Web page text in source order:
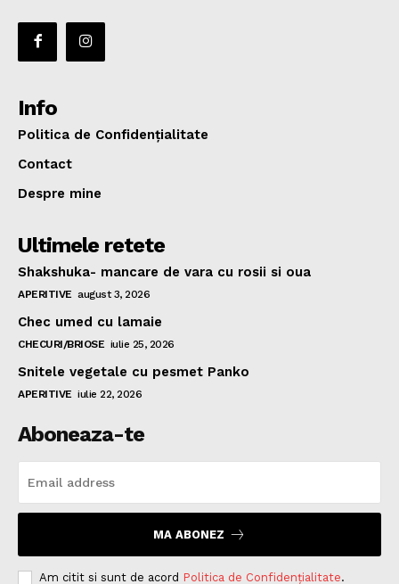
Info
Politica de Confidențialitate
Contact
Despre mine
Ultimele retete
Shakshuka- mancare de vara cu rosii si oua
APERITIVE august 3, 2026
Chec umed cu lamaie
CHECURI/BRIOSE iulie 25, 2026
Snitele vegetale cu pesmet Panko
APERITIVE iulie 22, 2026
Aboneaza-te
MA ABONEZ
Am citit si sunt de acord Politica de Confidențialitate.